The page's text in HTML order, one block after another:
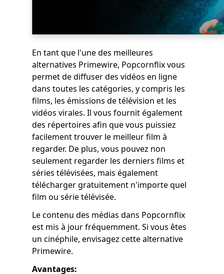
En tant que l'une des meilleures
alternatives Primewire, Popcornflix vous
permet de diffuser des vidéos en ligne
dans toutes les catégories, y compris les
films, les émissions de télévision et les
vidéos virales. Il vous fournit également
des répertoires afin que vous puissiez
facilement trouver le meilleur film à
regarder. De plus, vous pouvez non
seulement regarder les derniers films et
séries télévisées, mais également
télécharger gratuitement n'importe quel
film ou série télévisée.
Le contenu des médias dans Popcornflix
est mis à jour fréquemment. Si vous êtes
un cinéphile, envisagez cette alternative
Primewire.
Avantages: